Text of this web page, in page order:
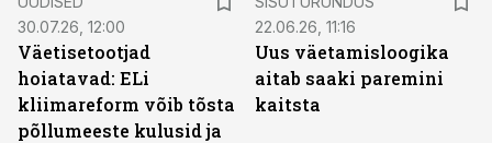
30.07.26, 12:00
Väetisetootjad
hoiatavad: ELi
kliimareform võib tõsta
põllumeeste kulusid ja
22.06.26, 11:16
Uus väetamisloogika
aitab saaki paremini
kaitsta